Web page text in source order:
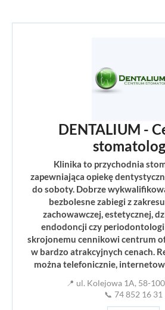
DENTALIUM -
Klinika to przychodnia
zapewniająca opiekę
do soboty. Dobrze
bezbolesne zabiegi z
zachowawczej, estetycznej,
endodoncji czy
skrojonemu cennikowi centrum
w bardzo atrakcyjnych cenach.
można telefonicznie,
📍 ul. Kolejowa 1A, 58-
📞 74 852 16 31